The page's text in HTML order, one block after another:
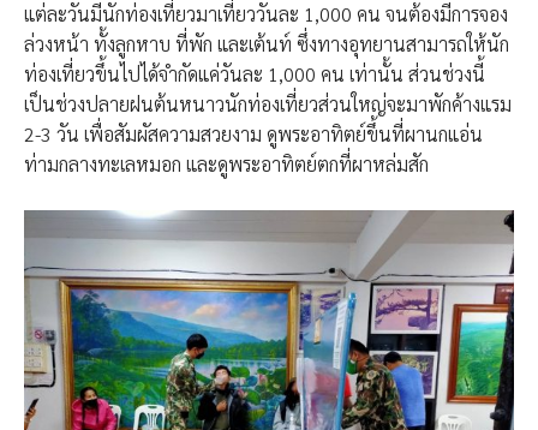
แต่ละวันมีนักท่องเที่ยวมาเที่ยววันละ 1,000 คน จนต้องมีการจอง
ล่วงหน้า ทั้งลูกหาบ ที่พัก และเต้นท์ ซึ่งทางอุทยานสามารถให้นัก
ท่องเที่ยวขึ้นไปได้จำกัดแค่วันละ 1,000 คน เท่านั้น ส่วนช่วงนี้
เป็นช่วงปลายฝนต้นหนาวนักท่องเที่ยวส่วนใหญ่จะมาพักค้างแรม
2-3 วัน เพื่อสัมผัสความสวยงาม ดูพระอาทิตย์ขึ้นที่ผานกแอ่น
ท่ามกลางทะเลหมอก และดูพระอาทิตย์ตกที่ผาหล่มสัก